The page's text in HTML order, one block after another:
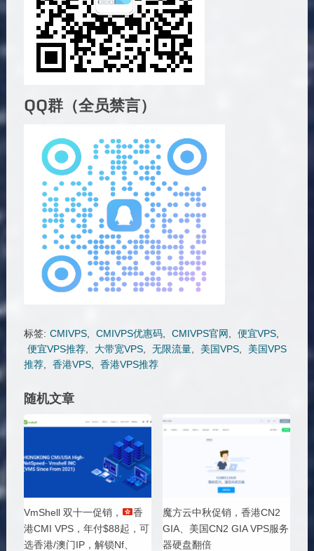
QQ群（全员禁言）
标签: CMIVPS, CMIVPS优惠码, CMIVPS官网 便宜VPS,
便宜VPS推荐, 大带宽VPS, 无限流量, 美国VPS,
美国VPS
推荐, 香港VPS, 香港VPS推荐
随机文章
VmShell 双十一促销，
香
港CMI VPS，年付$88起，可
选香港/澳门IP，解锁Nf、
魔方云中秋促销，香港CN2
GIA、美国CN2 GIA VPS服务
器硬盘翻倍